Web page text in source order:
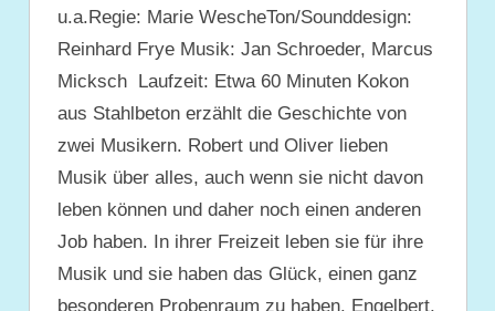
u.a.Regie: Marie WescheTon/Sounddesign:
Reinhard Frye Musik: Jan Schroeder, Marcus
Micksch Laufzeit: Etwa 60 Minuten Kokon
aus Stahlbeton erzählt die Geschichte von
zwei Musikern. Robert und Oliver lieben
Musik über alles, auch wenn sie nicht davon
leben können und daher noch einen anderen
Job haben. In ihrer Freizeit leben sie für ihre
Musik und sie haben das Glück, einen ganz
besonderen Probenraum zu haben. Engelbert,